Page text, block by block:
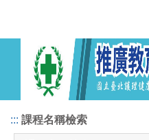
::: 課程名稱檢索